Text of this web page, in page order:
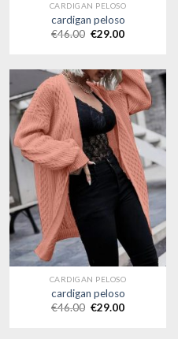
CARDIGAN PELOSO
cardigan peloso
€46.00 €29.00
CARDIGAN PELOSO
cardigan peloso
€46.00 €29.00